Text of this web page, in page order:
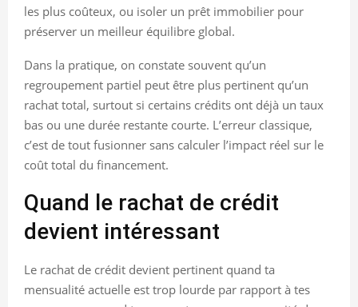
les plus coûteux, ou isoler un prêt immobilier pour
préserver un meilleur équilibre global.
Dans la pratique, on constate souvent qu’un
regroupement partiel peut être plus pertinent qu’un
rachat total, surtout si certains crédits ont déjà un taux
bas ou une durée restante courte. L’erreur classique,
c’est de tout fusionner sans calculer l’impact réel sur le
coût total du financement.
Quand le rachat de crédit
devient intéressant
Le rachat de crédit devient pertinent quand ta
mensualité actuelle est trop lourde par rapport à tes